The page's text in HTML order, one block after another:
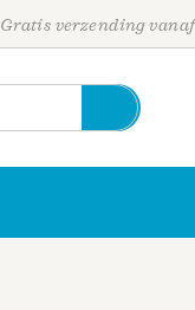
Gratis verzending